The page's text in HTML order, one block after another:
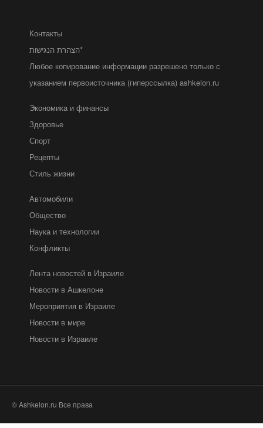
Контакты
הצהרת הנגישות*
Любое копирование информации разрешено только с
указанием первоисточника (гиперссылка) ashkelon.ru
Экономика и финансы
Здоровье
Спорт
Рецепты
Стиль жизни
Автомобили
Общество
Наука и технологии
Конфликты
Лента новостей в Израиле
Новости в Ашкелоне
Мероприятия в Израиле
Новости в мире
Новости в Израиле
© Ashkelon.ru Все права